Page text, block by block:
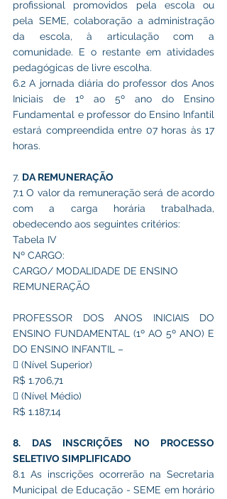
profissional promovidos pela escola ou
pela SEME, colaboração a administração
da escola, à articulação com a
comunidade. E o restante em atividades
pedagógicas de livre escolha.
6.2 A jornada diária do professor dos Anos
Iniciais de 1º ao 5º ano do Ensino
Fundamental e professor do Ensino Infantil
estará compreendida entre 07 horas às 17
horas.
7. DA REMUNERAÇÃO
7.1 O valor da remuneração será de acordo
com a carga horária trabalhada,
obedecendo aos seguintes critérios:
Tabela IV
Nº CARGO:
CARGO/ MODALIDADE DE ENSINO
REMUNERAÇÃO
PROFESSOR DOS ANOS INICIAIS DO
ENSINO FUNDAMENTAL (1º AO 5º ANO) E
DO ENSINO INFANTIL –
 (Nível Superior)
R$ 1.706,71
 (Nível Médio)
R$ 1.187,14
8. DAS INSCRIÇÕES NO PROCESSO
SELETIVO SIMPLIFICADO
8.1 As inscrições ocorrerão na Secretaria
Municipal de Educação - SEME em horário